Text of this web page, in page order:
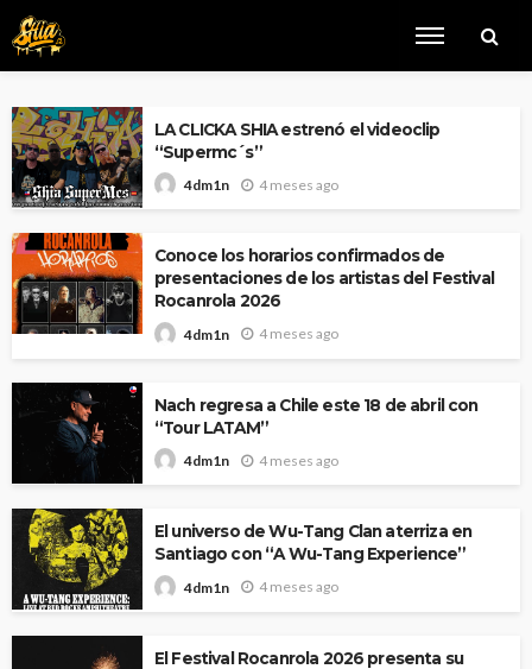
LA CLICKA SHIA estrenó el videoclip
“Supermc´s”
4dm1n 4 meses ago
Conoce los horarios confirmados de
presentaciones de los artistas del Festival
Rocanrola 2026
4dm1n 4 meses ago
Nach regresa a Chile este 18 de abril con
“Tour LATAM”
4dm1n 4 meses ago
El universo de Wu-Tang Clan aterriza en
Santiago con “A Wu-Tang Experience”
4dm1n 4 meses ago
El Festival Rocanrola 2026 presenta su